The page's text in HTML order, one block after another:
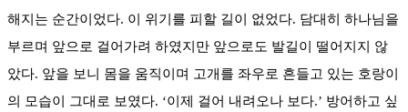
해지는 순간이었다. 이 위기를 피할 길이 없었다. 담대히 하나님을
부르며 앞으로 걸어가려 하였지만 앞으로도 발길이 떨어지지 않
았다. 앞을 보니 몸을 움직이며 고개를 좌우로 흔들고 있는 호랑이
의 모습이 그대로 보였다. ‘이제 걸어 내려오나 보다.’ 방어하고 싶